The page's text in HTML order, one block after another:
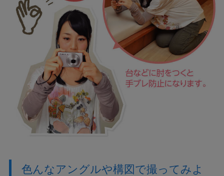
色んなアングルや構図で撮ってみよ